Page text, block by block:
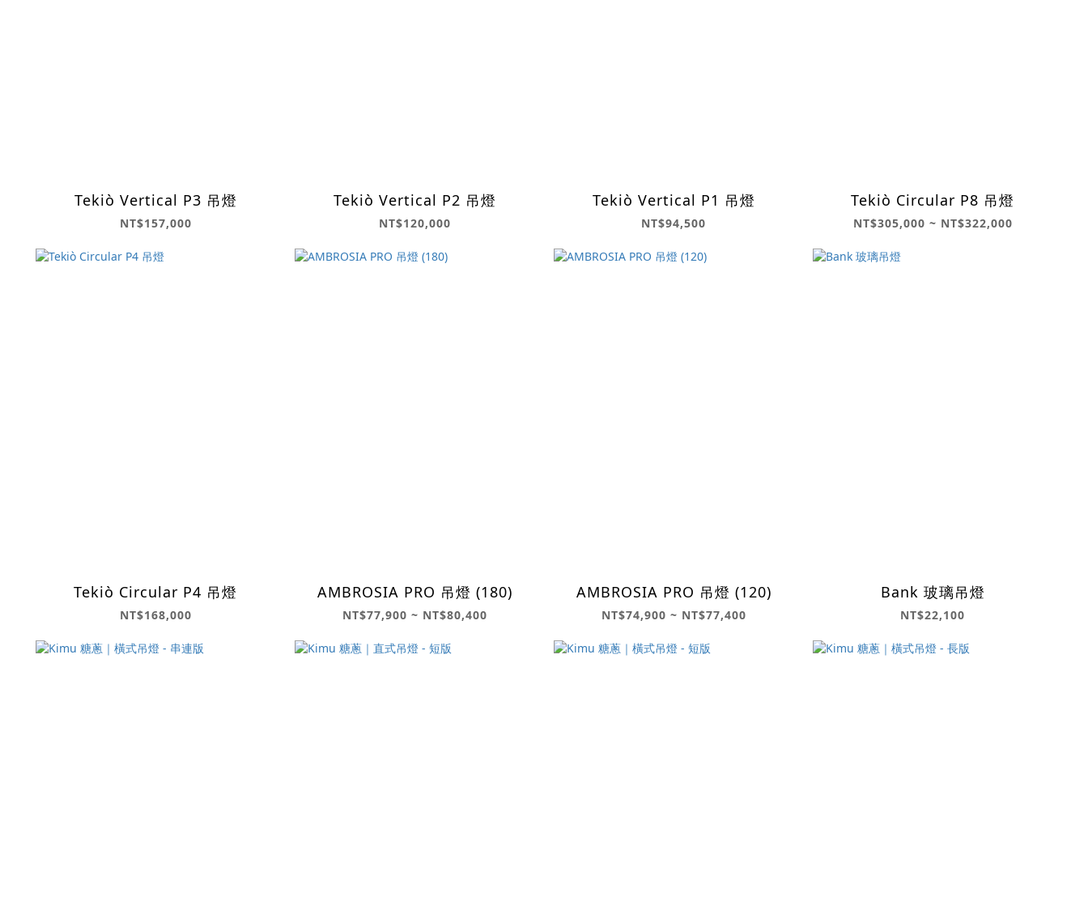
Tekiò Vertical P3 吊燈
NT$157,000
Tekiò Vertical P2 吊燈
NT$120,000
Tekiò Vertical P1 吊燈
NT$94,500
Tekiò Circular P8 吊燈
NT$305,000 ~ NT$322,000
Tekiò Circular P4 吊燈
NT$168,000
AMBROSIA PRO 吊燈 (180)
NT$77,900 ~ NT$80,400
AMBROSIA PRO 吊燈 (120)
NT$74,900 ~ NT$77,400
Bank 玻璃吊燈
NT$22,100